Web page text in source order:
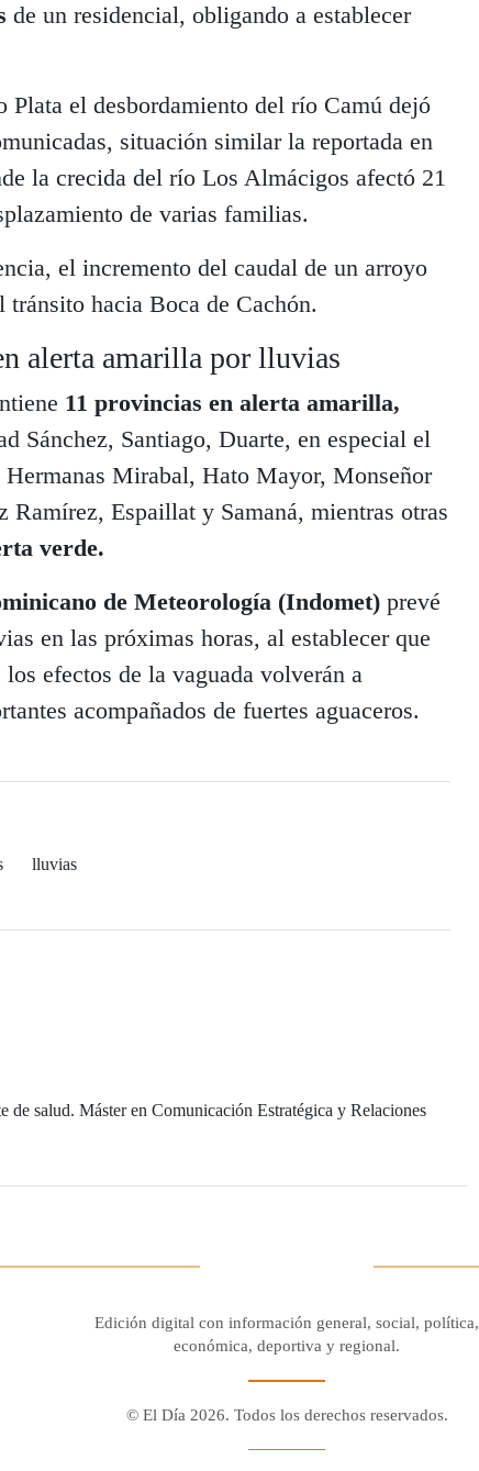
de un residencial, obligando a establecer
Plata el desbordamiento del río Camú dejó
situación similar la reportada en
la crecida del río Los Almácigos afectó 21
de varias familias.
el incremento del caudal de un arroyo
hacia Boca de Cachón.
alerta amarilla por lluvias
11 provincias en alerta amarilla,
Sánchez, Santiago, Duarte, en especial el
Hermanas Mirabal, Hato Mayor, Monseñor
Ramírez, Espaillat y Samaná, mientras otras
verde.
de Meteorología (Indomet) prevé
en las próximas horas, al establecer que
efectos de la vaguada volverán a
acompañados de fuertes aguaceros.
lluvias
de salud. Máster en Comunicación Estratégica y Relaciones
Edición digital con información general, social, política,
económica, deportiva y regional.
© El Día 2026. Todos los derechos reservados.